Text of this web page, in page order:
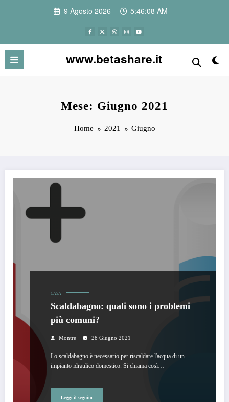
9 Agosto 2026 5:46:08 AM
www.betashare.it
Mese: Giugno 2021
Home 2021 Giugno
CASA
Scaldabagno: quali sono i problemi
più comuni?
Montre 28 Giugno 2021
Lo scaldabagno è necessario per riscaldare l'acqua di un
impianto idraulico domestico. Si chiama così…
Leggi il seguito